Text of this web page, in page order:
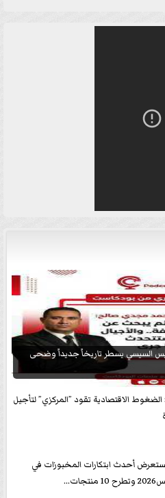
السيسي يسطر تاريخاً جديداً وضحى
الضغوط الاقتصادية تقود ”المركزي” لتأجيل
أحدث ابتكارات المخبوزات في